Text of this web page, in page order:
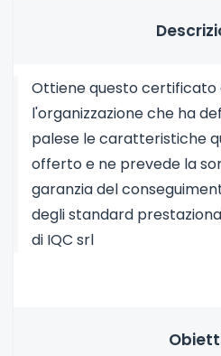
Ottiene questo certificato
l'organizzazione che ha
palese le caratteristiche
offerto e ne prevede la
garanzia del
degli standard
di IQC srl